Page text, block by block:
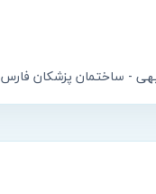
- ساختمان پزشکان فارس